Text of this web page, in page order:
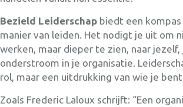
Bezield Leiderschap biedt een
manier van leiden. Het nodigt je uit om
werken, maar dieper te zien, naar
onderstroom in je organisatie.
rol, maar een uitdrukking van wie je
Zoals Frederic Laloux schrijft: “Een